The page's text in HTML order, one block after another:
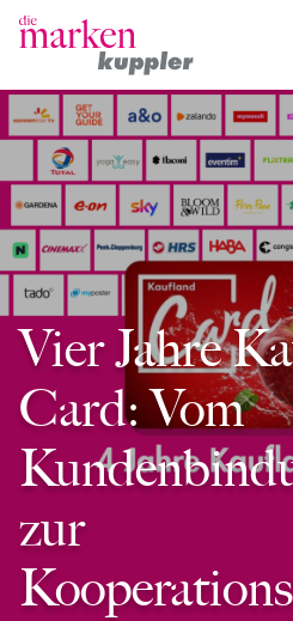
Vier Jahre
Card: Vom
zur